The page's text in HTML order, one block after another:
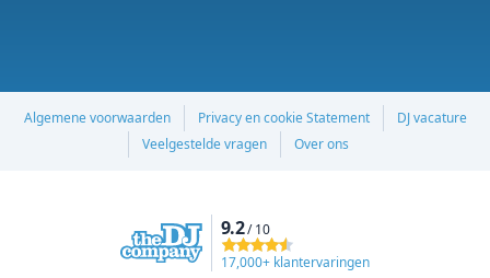
Algemene voorwaarden Privacy en cookie Statement
DJ vacature
Veelgestelde vragen
Over ons
9.2/ 10
17,000+ klantervaringen